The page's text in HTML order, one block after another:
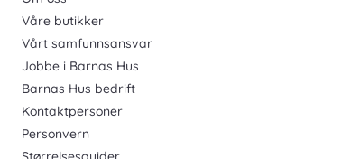
Våre butikker
Vårt samfunnsansvar
Jobbe i Barnas Hus
Barnas Hus bedrift
Kontaktpersoner
Personvern